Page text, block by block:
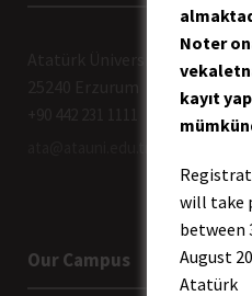
Atatürk Üniversitesi
Our Campus
Noter
kayıt
will take
between
August
Atatürk